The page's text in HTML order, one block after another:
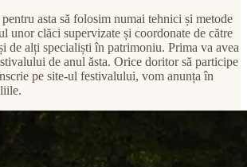
asta să folosim numai tehnici și metode
unor clăci supervizate și coordonate de către
de alți specialiști în patrimoniu. Prima va avea
de anul ăsta. Orice doritor să participe
pe site-ul festivalului, vom anunța în